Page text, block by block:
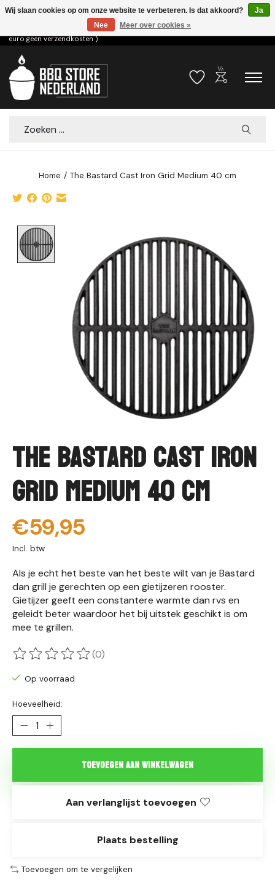
Voor 15.00u besteld dezelfde dag verzonden! ( 6,95 verzendkosten, vanaf 75
euro geen verzendkosten )
Verlanglijst
outdoor_grill
Zoeken
Home / The Bastard Cast Iron Grid Medium 40 cm
The Bastard Cast Iron
Grid Medium 40 cm
€59,95
Incl. btw
Als je echt het beste van het beste wilt van je Bastard
dan grill je gerechten op een gietijzeren rooster.
Gietijzer geeft een constantere warmte dan rvs en
geleidt beter waardoor het bij uitstek geschikt is om
mee te grillen.
De beoordeling van dit product is
(0)
Op voorraad
Hoeveelheid:
Toevoegen aan winkelwagen
Aan verlanglijst toevoegen
Plaats bestelling
Toevoegen om te vergelijken
Wij slaan cookies op om onze website te verbeteren. Is dat akkoord?
Ja
Nee
Meer over cookies »